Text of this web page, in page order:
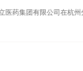
药集团有限公司在杭